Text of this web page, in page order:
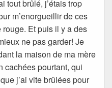
tout brûlé, j’étais trop
m’enorgueillir de ces
Et puis il y a des
ne pas garder! Je
la maison de ma mère
cachées pourtant, qui
j’ai vite brûlées pour